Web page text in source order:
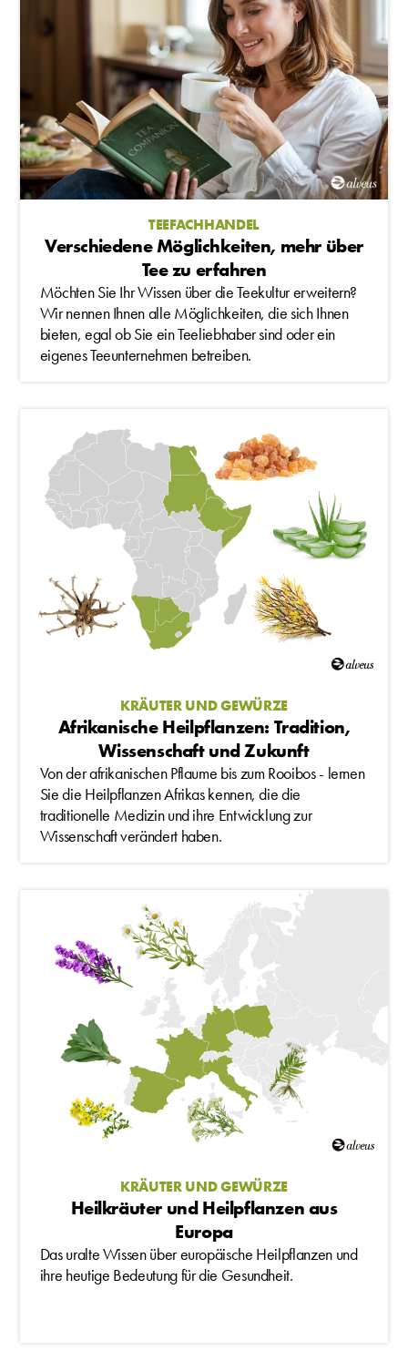
TEEFACHHANDEL
Verschiedene Möglichkeiten, mehr über
Tee zu erfahren
Möchten Sie Ihr Wissen über die Teekultur erweitern?
Wir nennen Ihnen alle Möglichkeiten, die sich Ihnen
bieten, egal ob Sie ein Teeliebhaber sind oder ein
eigenes Teeunternehmen betreiben.
KRÄUTER UND GEWÜRZE
Afrikanische Heilpflanzen: Tradition,
Wissenschaft und Zukunft
Von der afrikanischen Pflaume bis zum Rooibos - lernen
Sie die Heilpflanzen Afrikas kennen, die die
traditionelle Medizin und ihre Entwicklung zur
Wissenschaft verändert haben.
KRÄUTER UND GEWÜRZE
Heilkräuter und Heilpflanzen aus
Europa
Das uralte Wissen über europäische Heilpflanzen und
ihre heutige Bedeutung für die Gesundheit.